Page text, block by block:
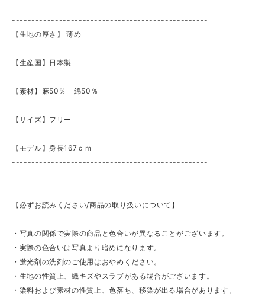
--------------------------------------------------
【生地の厚さ】 ​薄め
【生産国】日本製
【素材】麻50％ 綿50％
【サイズ】フリー
【モデル】身長167ｃｍ
--------------------------------------------------
【必ずお読みください/商品の取り扱いについて】
・写真の関係で実際の商品と色合いが異なることがございます。
・実際の色合いは写真より暗めになります。
・蛍光剤の洗剤のご使用はおやめください。
・生地の性質上、織キズやスラブがある場合がございます。
・染料および素材の性質上、色落ち、移染が出る場合があります。